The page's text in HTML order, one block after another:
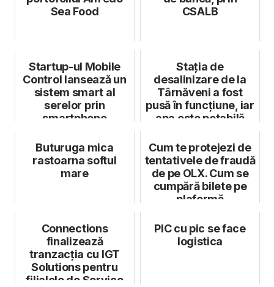
Sea Food
CSALB
Startup-ul Mobile
Control lansează un
sistem smart al
serelor prin
smartphone
Stația de
desalinizare de la
Târnăveni a fost
pusă în funcțiune, iar
apa este potabilă
Buturuga mica
rastoarna softul
mare
Cum te protejezi de
tentativele de fraudă
de pe OLX. Cum se
cumpără bilete pe
plaformă
Connections
finalizează
tranzacția cu IGT
Solutions pentru
filialele de Service
PIC cu pic se face
logistica